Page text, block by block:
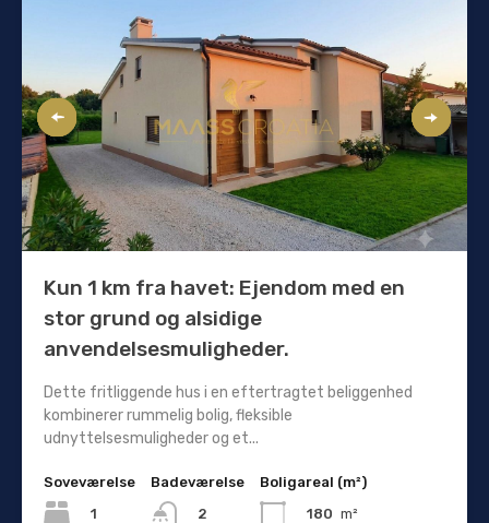
Kun 1 km fra havet: Ejendom med en
stor grund og alsidige
anvendelsesmuligheder.
Dette fritliggende hus i en eftertragtet beliggenhed
kombinerer rummelig bolig, fleksible
udnyttelsesmuligheder og et...
Soveværelse
1
Badeværelse
2
Boligareal (m²)
180 m²